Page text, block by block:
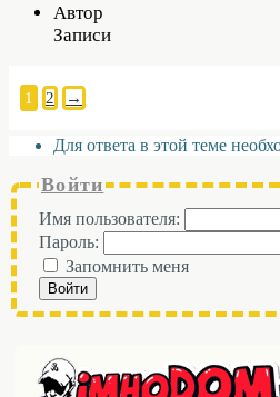
Автор
Записи
1 2 →
Для ответа в этой теме
Войти
Имя пользователя:
Пароль:
Запомнить меня
Войти